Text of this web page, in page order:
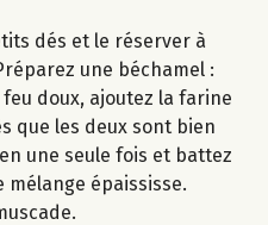
dés et le réserver à
une béchamel :
doux, ajoutez la farine
que les deux sont bien
une seule fois et battez
mélange épaississe.